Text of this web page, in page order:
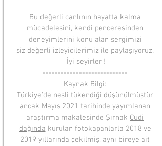
Bu değerli canlının hayatta kalma
mücadelesini, kendi penceresinden
deneyimlerini konu alan sergimizi
siz değerli izleyicilerimiz ile paylaşıyoruz.
İyi seyirler !
----------------------------
Kaynak Bilgi:
Türkiye'de nesli tükendiği düşünülmüştür
ancak Mayıs 2021 tarihinde yayımlanan
araştırma makalesinde Şırnak Cudi
dağında kurulan fotokapanlarla 2018 ve
2019 yıllarında çekilmiş, aynı bireye ait